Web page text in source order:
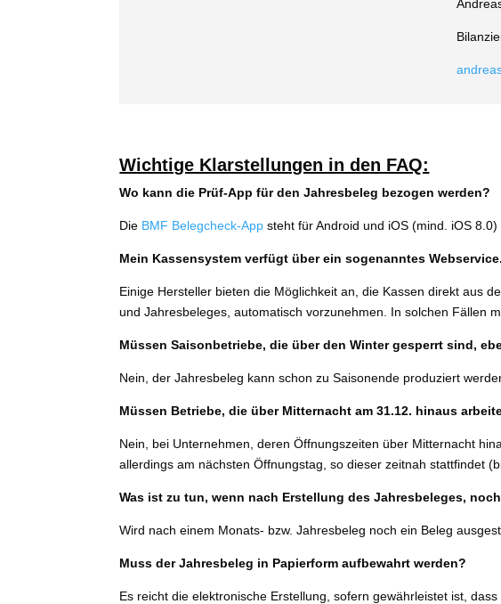
Wichtige Klarstellungen in den FAQ:
Wo kann die Prüf-App für den Jahresbeleg bezo­gen werden?
Die BMF Belegcheck-App steht für Android und iOS (mind. iOS 8.0)
Mein Kassensystem ver­fügt über ein soge­nann­tes
Einige Hersteller bie­ten die Möglichkeit an, die Kassen direkt aus
und Jahresbeleges, auto­ma­tisch vor­zu­neh­men. In sol­chen Fällen
Müssen Saisonbetriebe, die über den Winter gesperrt sind,
Nein, der Jahresbeleg kann schon zu Saisonende pro­du­ziert
Müssen Betriebe, die über Mitternacht am 31.12. hin­aus
Nein, bei Unternehmen, deren Öffnungszeiten über Mitternacht
aller­dings am nächs­ten Öffnungstag, so die­ser zeit­nah statt­fin­det
Was ist zu tun, wenn nach Erstellung des Jahresbeleges,
Wird nach einem Monats- bzw. Jahresbeleg noch ein Beleg
Muss der Jahresbeleg in Papierform auf­be­wahrt werden?
Es reicht die elek­tro­ni­sche Erstellung, sofern gewähr­leis­tet ist,